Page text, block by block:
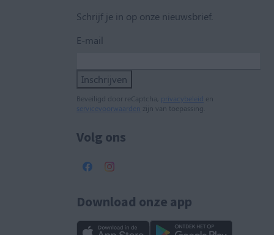
Schrijf je in op onze nieuwsbrief.
E-mail
Inschrijven
Beveiligd door reCaptcha, privacybeleid en
servicevoorwaarden zijn van toepassing.
Volg ons
Download onze app